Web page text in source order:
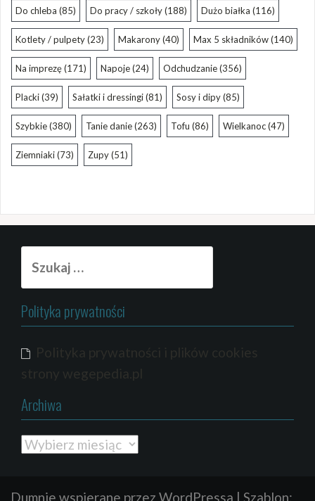
Do chleba (85) Do pracy / szkoły(188) Dużo białka (116)
Kotlety / pulpety(23) Makarony(40) Max 5 składników(140)
Na imprezę(171) Napoje(24) Odchudzanie(356)
Placki(39) Sałatki i dressingi(81) Sosy i dipy(85)
Szybkie(380) Tanie danie(263) Tofu (86) Wielkanoc(47)
Ziemniaki(73) Zupy(51)
Polityka prywatności
Polityka prywatności i plików cookies
strony wegepedia.pl
Archiwa
Archiwa
Dumnie wspierane przez WordPressa | Szablon: